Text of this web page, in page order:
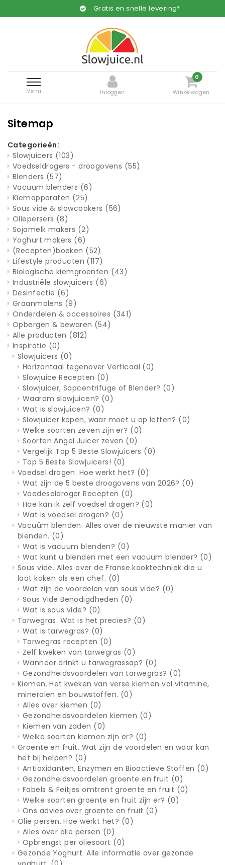
Gratis en snelle levering*
Menu Inloggen
0
Winkelwagen
Sitemap
Categorieën:
Slowjuicers (103)
Voedseldrogers - droogovens (55)
Blenders (57)
Vacuum blenders (6)
Kiemapparaten (25)
Sous vide & slowcookers (56)
Oliepersers (8)
Sojamelk makers (2)
Yoghurt makers (6)
(Recepten)boeken (52)
Lifestyle producten (117)
Biologische kiemgroenten (43)
Industriële slowjuicers (6)
Desinfectie (6)
Graanmolens (9)
Onderdelen & accessoires (341)
Opbergen & bewaren (54)
Alle producten (812)
Inspiratie (0)
Slowjuicers (0)
Horizontaal tegenover Verticaal (0)
Slowjuice Recepten (0)
Slowjuicer, Sapcentrifuge of Blender? (0)
Waarom slowjuicen? (0)
Wat is slowjuicen? (0)
Slowjuicer kopen, waar moet u op letten? (0)
Welke soorten zeven zijn er? (0)
Soorten Angel Juicer zeven (0)
Vergelijk Top 5 Beste Slowjuicers (0)
Top 5 Beste Slowjuicers! (0)
Voedsel drogen. Hoe werkt het? (0)
Wat zijn de 5 beste droogovens van 2026? (0)
Voedeseldroger Recepten (0)
Hoe kan ik zelf voedsel drogen? (0)
Wat is voedsel drogen? (0)
Vacuüm blenden. Alles over de nieuwste manier van
blenden. (0)
Wat is vacuum blenden? (0)
Wat kunt u blenden met een vacuum blender? (0)
Sous vide. Alles over de Franse kooktechniek die u
laat koken als een chef. (0)
Wat zijn de voordelen van sous vide? (0)
Sous Vide Benodigdheden (0)
Wat is sous vide? (0)
Tarwegras. Wat is het precies? (0)
Wat is tarwegras? (0)
Tarwegras recepten (0)
Zelf kweken van tarwegras (0)
Wanneer drinkt u tarwegrassap? (0)
Gezondheidsvoordelen van tarwegras? (0)
Kiemen. Het kweken van verse kiemen vol vitamine,
mineralen en bouwstoffen. (0)
Alles over kiemen (0)
Gezondheidsvoordelen kiemen (0)
Kiemen van zaden (0)
Welke soorten kiemen zijn er? (0)
Groente en fruit. Wat zijn de voordelen en waar kan
het bij helpen? (0)
Antioxidanten, Enzymen en Bioactieve Stoffen (0)
Gezondheidsvoordelen groente en fruit (0)
Fabels & Feitjes omtrent groente en fruit (0)
Welke soorten groente en fruit zijn er? (0)
Ons advies over groente en fruit (0)
Olie persen. Hoe werkt het? (0)
Alles over olie persen (0)
Opbrengst per oliesoort (0)
Gezonde Yoghurt. Alle informatie over gezonde